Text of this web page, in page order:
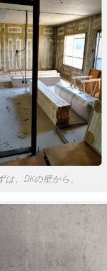
は、DKの壁から。